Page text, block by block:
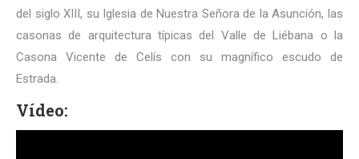
del siglo XIII, su Iglesia de Nuestra Señora de la Asunción, las
casonas de arquitectura típicas del Valle de Liébana o la
Casona Vicente de Celís con su magnífico escudo de
Estrada.
Vídeo: